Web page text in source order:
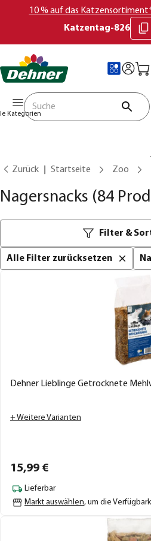
10 % auf das
Katzentag-826
Kategorien
Zurück Startseite Zoo
Nagersnacks (84
Filter &
Alle Filter zurücksetzen
Dehner Lieblinge Getrocknete
+ Weitere Varianten
15,99 €
Lieferbar
Markt auswählen, um die